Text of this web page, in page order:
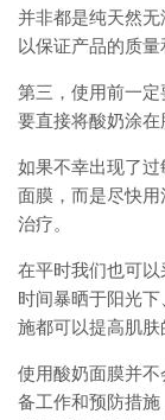
并非都是纯天然无
以保证产品的质量
第三，使用前一
要直接将酸奶涂在
如果不幸出现了
面膜，而是尽快
治疗。
在平时我们也可
时间暴晒于阳光
施都可以提高肌肤
使用酸奶面膜并
备工作和预防措